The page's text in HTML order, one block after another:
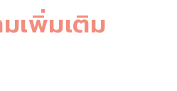
เพิ่มเติม